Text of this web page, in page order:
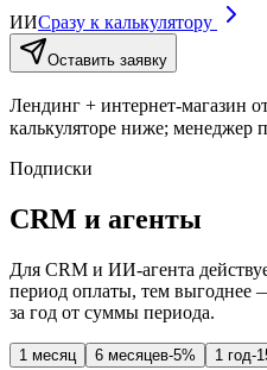
ИИСразу к калькулятору
Оставить заявку
Лендинг + интернет-магазин
калькуляторе ниже; менеджер
Подписки
CRM и агенты
Для CRM и ИИ-агента
период оплаты, тем выгоднее
за год от суммы периода.
1 месяц 6 месяцев-5% 1 год-